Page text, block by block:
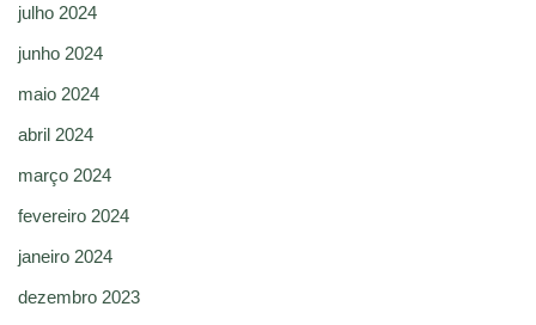
julho 2024
junho 2024
maio 2024
abril 2024
março 2024
fevereiro 2024
janeiro 2024
dezembro 2023